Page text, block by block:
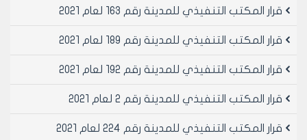
• في مناطق السكن الحديث والسكن الثاني والسكن الثالث
المادة 6: تعدل التسعيرة في البند /7/ لتصبح: يستوفى
كل فتحة محدثة ضمن السور ومبلغ مالي مقطوع قدره
شكل السور وأبعاده.
• في المقاسم السكنية (25000ل.س) خمس وعشرون ألف
قرار المكتب التنفيذي للمدينة رقم 163 لعام 2021
قرار المكتب التنفيذي للمدينة رقم 189 لعام 2021
قرار المكتب التنفيذي للمدينة رقم 192 لعام 2021
قرار المكتب التنفيذي للمدينة رقم 2 لعام 2021
قرار المكتب التنفيذي للمدينة رقم 224 لعام 2021